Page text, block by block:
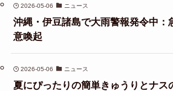
2026-05-06 ニュース
沖縄・伊豆諸島で大雨警報発令中：
意喚起
2026-05-06 ニュース
夏にぴったりの簡単きゅうりとナス